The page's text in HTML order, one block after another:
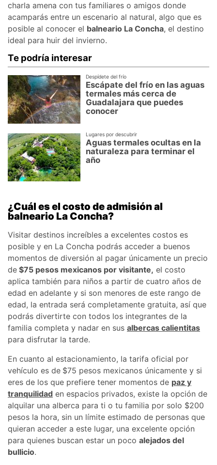
charla amena con tus familiares o amigos donde
acamparás entre un escenario al natural, algo que es
posible al conocer el balneario La Concha, el destino
ideal para huir del invierno.
Te podría interesar
Despídete del frío
Escápate del frío en las aguas
termales más cerca de
Guadalajara que puedes
conocer
Lugares por descubrir
Aguas termales ocultas en la
naturaleza para terminar el
año
¿Cuál es el costo de admisión al
balneario La Concha?
Visitar destinos increíbles a excelentes costos es
posible y en La Concha podrás acceder a buenos
momentos de diversión al pagar únicamente un precio
de $75 pesos mexicanos por visitante, el costo
aplica también para niños a partir de cuatro años de
edad en adelante y si son menores de este rango de
edad, la entrada será completamente gratuita, así que
podrás divertirte con todos los integrantes de la
familia completa y nadar en sus albercas calientitas
para disfrutar la tarde.
En cuanto al estacionamiento, la tarifa oficial por
vehículo es de $75 pesos mexicanos únicamente y si
eres de los que prefiere tener momentos de paz y
tranquilidad en espacios privados, existe la opción de
alquilar una alberca para ti o tu familia por solo $200
pesos la hora, sin un límite estimado de personas que
quieran acceder a este lugar, una excelente opción
para quienes buscan estar un poco alejados del
bullicio.